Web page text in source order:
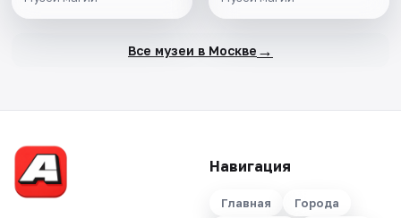
Все музеи в Москве →
Навигация
Главная
Города